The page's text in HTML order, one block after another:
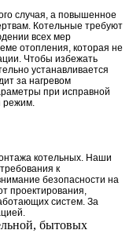
случая, а повышенное
Котельные требуют
всех мер
отопления, которая не
Чтобы избежать
устанавливается
за нагревом
при исправной
режим.
котельных. Наши
к
безопасности на
проектирования,
систем. За